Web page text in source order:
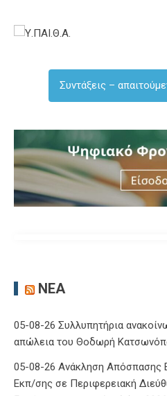
Συντάξεις –
ΝΈΑ
05-08-26 Συλλυπητήρια
απώλεια του Θοδωρή
05-08-26 Ανάκληση Απόσπασης
Εκπ/σης σε Περιφερειακή